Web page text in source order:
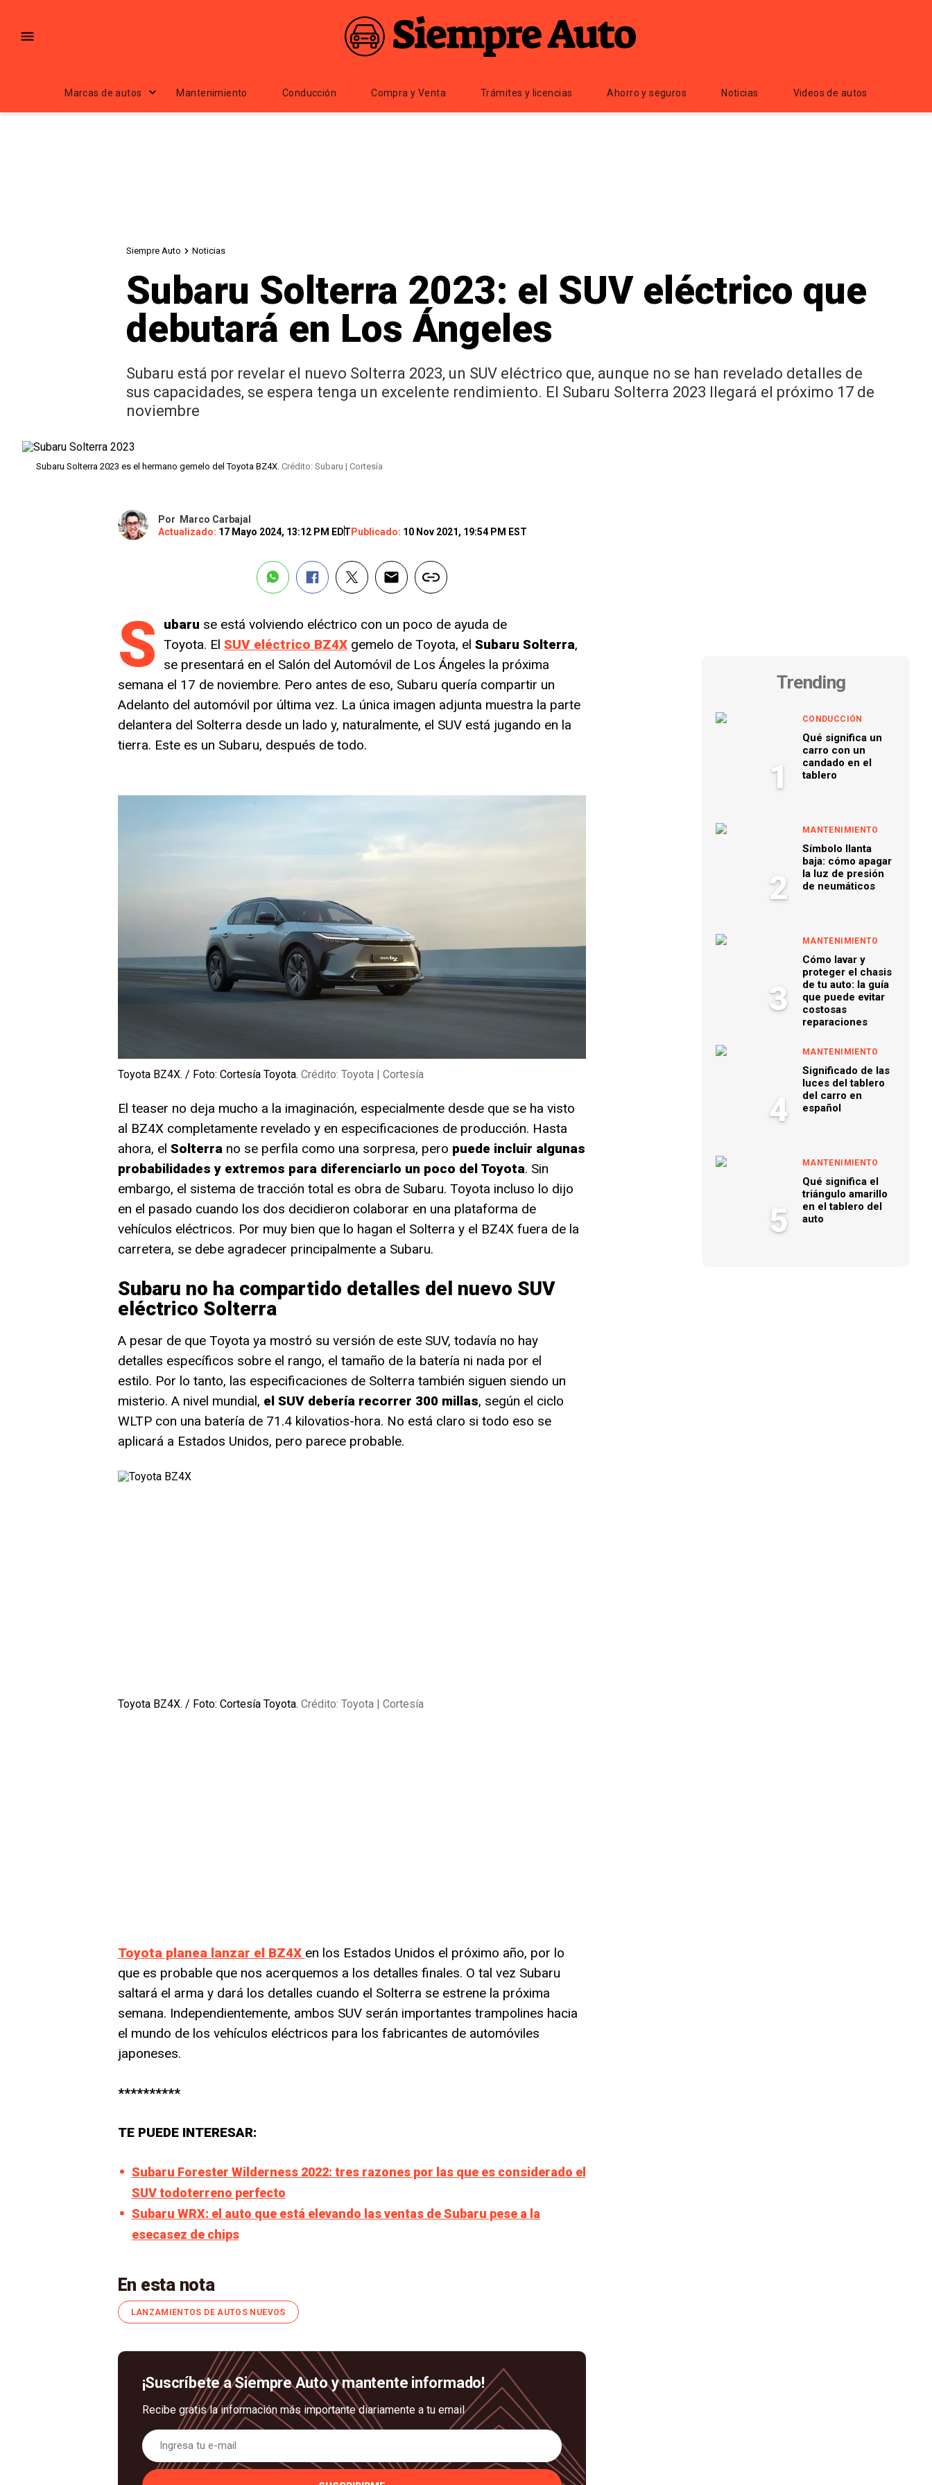
Marcas de autos Mantenimiento Conducción Compra y Venta Trámites y licencias Ahorro y seguros Noticias Videos de autos
Siempre Auto Noticias
Subaru Solterra 2023: el SUV eléctrico que
debutará en Los Ángeles
Subaru está por revelar el nuevo Solterra 2023, un SUV eléctrico que, aunque no se han revelado detalles de
sus capacidades, se espera tenga un excelente rendimiento. El Subaru Solterra 2023 llegará el próximo 17 de
noviembre
Subaru Solterra 2023 es el hermano gemelo del Toyota BZ4X. Crédito: Subaru | Cortesía
Por
Marco Carbajal
Actualizado: 17 Mayo 2024, 13:12 PM EDT Publicado: 10 Nov 2021, 19:54 PM EST
S ubaru se está volviendo eléctrico con un poco de ayuda de
Toyota. El SUV eléctrico BZ4Xgemelo de Toyota, el Subaru Solterra,
se presentará en el Salón del Automóvil de Los Ángeles la próxima
semana el 17 de noviembre. Pero antes de eso, Subaru quería compartir un
Adelanto del automóvil por última vez. La única imagen adjunta muestra la parte
delantera del Solterra desde un lado y, naturalmente, el SUV está jugando en la
tierra. Este es un Subaru, después de todo.
Toyota BZ4X. / Foto: Cortesía Toyota. Crédito: Toyota | Cortesía
El teaser no deja mucho a la imaginación, especialmente desde que se ha visto
al BZ4X completamente revelado y en especificaciones de producción. Hasta
ahora, el Solterrano se perfila como una sorpresa, pero puede incluir algunas
probabilidades y extremos para diferenciarlo un poco del Toyota. Sin
embargo, el sistema de tracción total es obra de Subaru. Toyota incluso lo dijo
en el pasado cuando los dos decidieron colaborar en una plataforma de
vehículos eléctricos. Por muy bien que lo hagan el Solterra y el BZ4X fuera de la
carretera, se debe agradecer principalmente a Subaru.
Subaru no ha compartido detalles del nuevo SUV
eléctrico Solterra
A pesar de que Toyota ya mostró su versión de este SUV, todavía no hay
detalles específicos sobre el rango, el tamaño de la batería ni nada por el
estilo. Por lo tanto, las especificaciones de Solterra también siguen siendo un
misterio. A nivel mundial, el SUV debería recorrer 300 millas, según el ciclo
WLTP con una batería de 71.4 kilovatios-hora. No está claro si todo eso se
aplicará a Estados Unidos, pero parece probable.
Toyota BZ4X. / Foto: Cortesía Toyota. Crédito: Toyota | Cortesía
Toyota planea lanzar el BZ4X en los Estados Unidos el próximo año, por lo
que es probable que nos acerquemos a los detalles finales. O tal vez Subaru
saltará el arma y dará los detalles cuando el Solterra se estrene la próxima
semana. Independientemente, ambos SUV serán importantes trampolines hacia
el mundo de los vehículos eléctricos para los fabricantes de automóviles
japoneses.
**********
TE PUEDE INTERESAR:
Subaru Forester Wilderness 2022: tres razones por las que es considerado el
SUV todoterreno perfecto
Subaru WRX: el auto que está elevando las ventas de Subaru pese a la
esecasez de chips
En esta nota
LANZAMIENTOS DE AUTOS NUEVOS
¡Suscríbete a Siempre Auto y mantente informado!
Recibe gratis la información más importante diariamente a tu email
Trending
1
CONDUCCIÓN
Qué significa un
carro con un
candado en el
tablero
2
MANTENIMIENTO
Símbolo llanta
baja: cómo apagar
la luz de presión
de neumáticos
3
MANTENIMIENTO
Cómo lavar y
proteger el chasis
de tu auto: la guía
que puede evitar
costosas
reparaciones
4
MANTENIMIENTO
Significado de las
luces del tablero
del carro en
español
5
MANTENIMIENTO
Qué significa el
triángulo amarillo
en el tablero del
auto